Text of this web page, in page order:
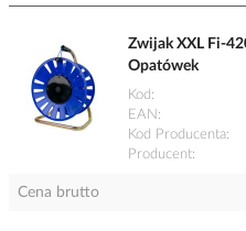
Zwijak XXL Fi-
Opatówek
Kod
EAN
Kod Producenta
Producent
Cena brutto